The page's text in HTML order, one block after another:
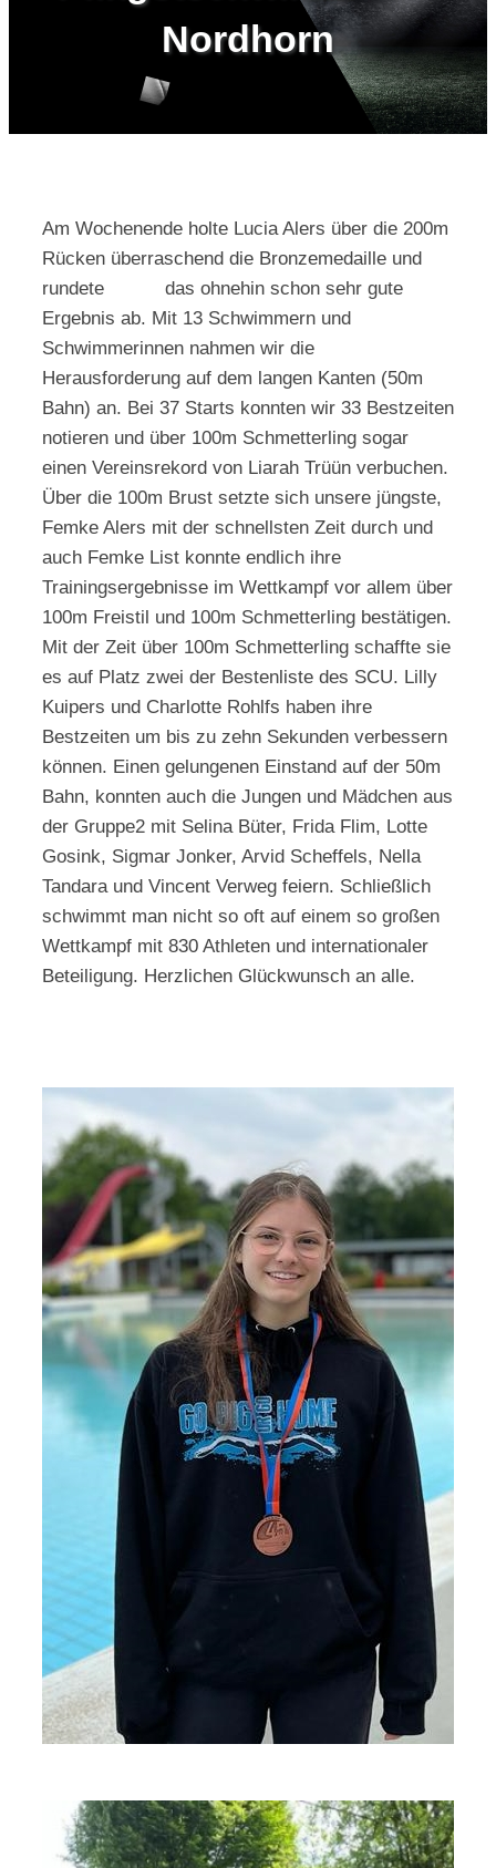
Kontakt
Nordhorn
Am Wochenende holte Lucia Alers über die 200m
Rücken überraschend die Bronzemedaille und
rundete das ohnehin schon sehr gute
Ergebnis ab. Mit 13 Schwimmern und
Schwimmerinnen nahmen wir die
Herausforderung auf dem langen Kanten (50m
Bahn) an. Bei 37 Starts konnten wir 33 Bestzeiten
notieren und über 100m Schmetterling sogar
einen Vereinsrekord von Liarah Trüün verbuchen.
Über die 100m Brust setzte sich unsere jüngste,
Femke Alers mit der schnellsten Zeit durch und
auch Femke List konnte endlich ihre
Trainingsergebnisse im Wettkampf vor allem über
100m Freistil und 100m Schmetterling bestätigen.
Mit der Zeit über 100m Schmetterling schaffte sie
es auf Platz zwei der Bestenliste des SCU. Lilly
Kuipers und Charlotte Rohlfs haben ihre
Bestzeiten um bis zu zehn Sekunden verbessern
können. Einen gelungenen Einstand auf der 50m
Bahn, konnten auch die Jungen und Mädchen aus
der Gruppe2 mit Selina Büter, Frida Flim, Lotte
Gosink, Sigmar Jonker, Arvid Scheffels, Nella
Tandara und Vincent Verweg feiern. Schließlich
schwimmt man nicht so oft auf einem so großen
Wettkampf mit 830 Athleten und internationaler
Beteiligung. Herzlichen Glückwunsch an alle.